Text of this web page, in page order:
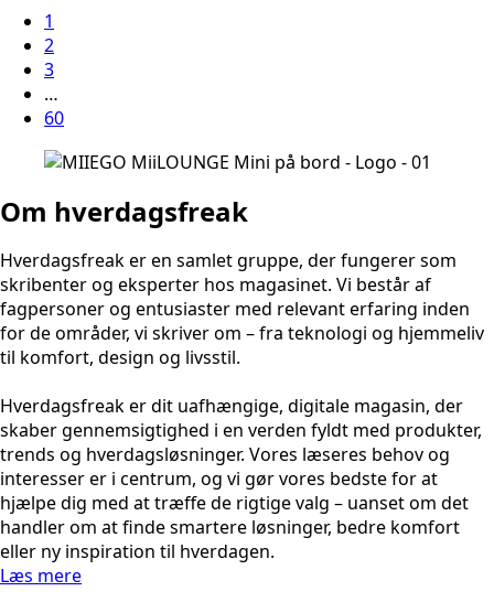
1
2
3
…
60
Om hverdagsfreak
Hverdagsfreak er en samlet gruppe, der fungerer som
skribenter og eksperter hos magasinet. Vi består af
fagpersoner og entusiaster med relevant erfaring inden
for de områder, vi skriver om – fra teknologi og hjemmeliv
til komfort, design og livsstil.
Hverdagsfreak er dit uafhængige, digitale magasin, der
skaber gennemsigtighed i en verden fyldt med produkter,
trends og hverdagsløsninger. Vores læseres behov og
interesser er i centrum, og vi gør vores bedste for at
hjælpe dig med at træffe de rigtige valg – uanset om det
handler om at finde smartere løsninger, bedre komfort
eller ny inspiration til hverdagen.
Læs mere